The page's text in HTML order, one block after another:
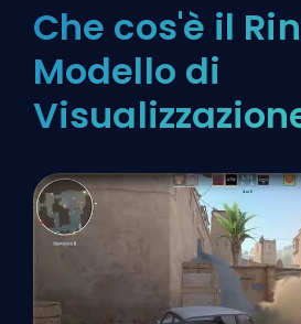
Che cos'è il
Modello di